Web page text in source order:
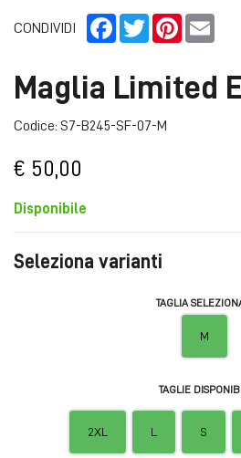
CONDIVIDI Facebook
TwitterPinterest
Maglia Limited
Codice: S7-B245-SF-07-M
€ 50,00
Disponibile
Seleziona varianti
TAGLIA
M
TAGLIE
2XL L S